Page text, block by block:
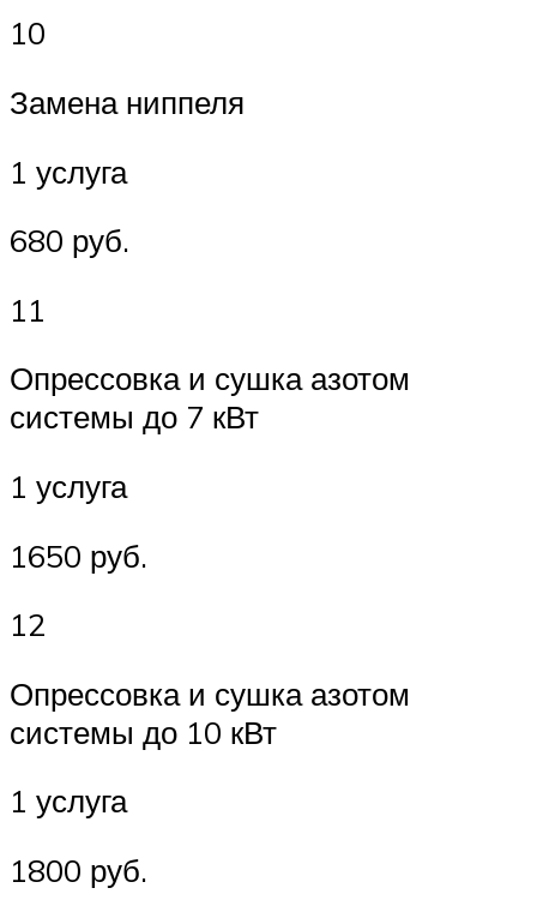
10
Замена ниппеля
1 услуга
680 руб.
11
Опрессовка и сушка азотом
системы до 7 кВт
1 услуга
1650 руб.
12
Опрессовка и сушка азотом
системы до 10 кВт
1 услуга
1800 руб.